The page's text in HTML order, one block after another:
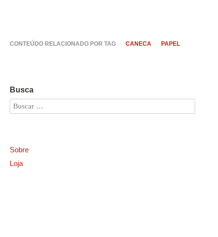
CONTEÚDO RELACIONADO POR TAG CANECA PAPEL
Busca
Sobre
Loja